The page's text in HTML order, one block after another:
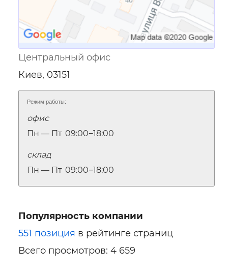
Центральный офис
Киев, 03151
Режим работы:
офис
Пн — Пт 09:00‒18:00
склад
Пн — Пт 09:00‒18:00
Популярность компании
551 позиция в рейтинге страниц
Всего просмотров: 4 659